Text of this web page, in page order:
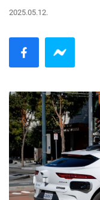
2025.05.12.